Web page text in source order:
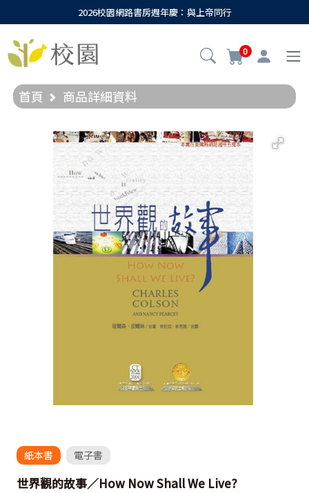
2026校園網路書房週年慶：與上帝同行
0
首頁 商品詳細資料
紙本書 電子書
世界觀的故事／How Now Shall We Live?